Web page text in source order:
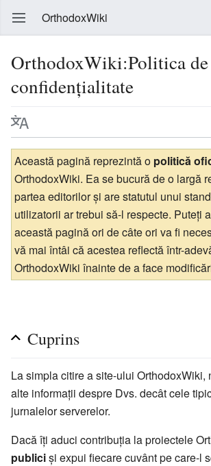
OrthodoxWiki
OrthodoxWiki:Politica de
confidențialitate
Această pagină reprezintă o politică
OrthodoxWiki. Ea se bucură de o largă
partea editorilor și are statutul unui
utilizatorii ar trebui să-l respecte. Puteți
această pagină ori de câte ori va fi
vă mai întâi că acestea reflectă într-
OrthodoxWiki înainte de a face
Cuprins
La simpla citire a site-ului OrthodoxWiki,
alte informații despre Dvs. decât cele
jurnalelor serverelor.
Dacă îți aduci contribuția la proiectele
publiciși expui fiecare cuvânt pe care-l